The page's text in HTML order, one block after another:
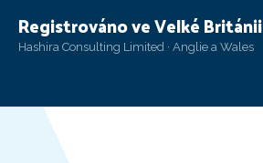
Registrováno ve Velké Británii
Hashira Consulting Limited · Anglie a Wales